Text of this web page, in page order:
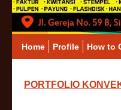
Home Profile How to
PORTFOLIO